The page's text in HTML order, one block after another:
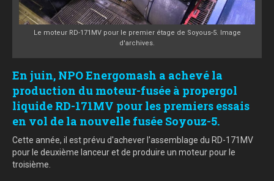
Le moteur RD-171MV pour le premier étage de Soyous-5. Image
d'archives.
En juin, NPO Energomash a achevé la
production du moteur-fusée à propergol
liquide RD-171MV pour les premiers essais
en vol de la nouvelle fusée Soyouz-5.
Cette année, il est prévu d'achever l'assemblage du RD-171MV
pour le deuxième lanceur et de produire un moteur pour le
troisième.